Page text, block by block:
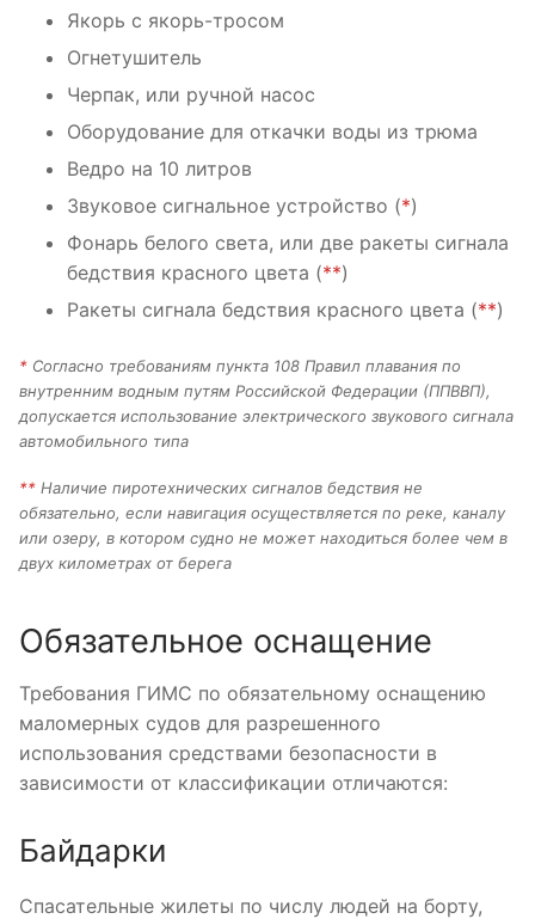
Якорь с якорь-тросом
Огнетушитель
Черпак, или ручной насос
Оборудование для откачки воды из трюма
Ведро на 10 литров
Звуковое сигнальное устройство (*)
Фонарь белого света, или две ракеты сигнала
бедствия красного цвета (**)
Ракеты сигнала бедствия красного цвета (**)
* Согласно требованиям пункта 108 Правил плавания по
внутренним водным путям Российской Федерации (ППВВП),
допускается использование электрического звукового сигнала
автомобильного типа
** Наличие пиротехнических сигналов бедствия не
обязательно, если навигация осуществляется по реке, каналу
или озеру, в котором судно не может находиться более чем в
двух километрах от берега
Обязательное оснащение
Требования ГИМС по обязательному оснащению
маломерных судов для разрешенного
использования средствами безопасности в
зависимости от классификации отличаются:
Байдарки
Спасательные жилеты по числу людей на борту,